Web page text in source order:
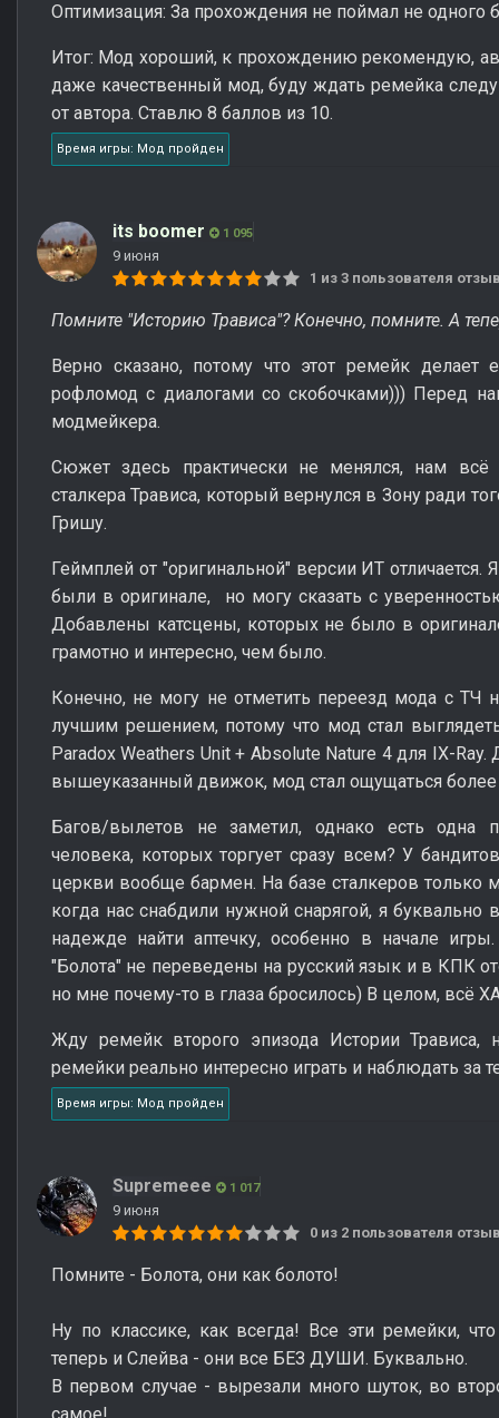
Оптимизация: За прохождения не поймал не одного
Итог: Мод хороший, к прохождению рекомендую,
даже качественный мод, буду ждать ремейка
от автора. Ставлю 8 баллов из 10.
Время игры: Мод пройден
its boomer 1 095
9 июня
1 из 3 пользователя
Помните "Историю Трависа"? Конечно, помните. А
Верно сказано, потому что этот ремейк
рофломод с диалогами со скобочками))) Перед
модмейкера.
Сюжет здесь практически не менялся, нам
сталкера Трависа, который вернулся в Зону ради
Гришу.
Геймплей от "оригинальной" версии ИТ
были в оригинале, но могу сказать с
Добавлены катсцены, которых не было в
грамотно и интересно, чем было.
Конечно, не могу не отметить переезд мода с
лучшим решением, потому что мод стал
Paradox Weathers Unit + Absolute Nature 4 для IX-
вышеуказанный движок, мод стал ощущаться
Багов/вылетов не заметил, однако есть одна
человека, которых торгует сразу всем? У
церкви вообще бармен. На базе сталкеров только
когда нас снабдили нужной снарягой, я
надежде найти аптечку, особенно в начале
"Болота" не переведены на русский язык и в КПК
но мне почему-то в глаза бросилось) В целом, всё
Жду ремейк второго эпизода Истории Трависа,
ремейки реально интересно играть и наблюдать за
Время игры: Мод пройден
Supremeee 1 017
9 июня
0 из 2 пользователя
Помните - Болота, они как болото!
Ну по классике, как всегда! Все эти ремейки,
теперь и Слейва - они все БЕЗ ДУШИ. Буквально.
В первом случае - вырезали много шуток, во